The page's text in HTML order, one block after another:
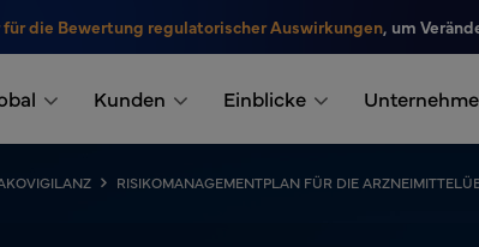
für die Bewertung regulatorischer Auswirkungen, um
Kunden Einblicke
RISIKOMANAGEMENTPLAN FÜR DIE